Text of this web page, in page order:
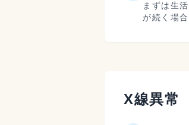
まずは生
が続く場
X線異常